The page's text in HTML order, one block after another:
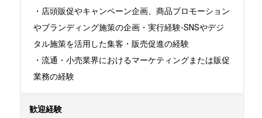
・店頭販促やキャンペーン企画、商品プロモーション
やブランディング施策の企画・実⾏経験-SNSやデジ
タル施策を活⽤した集客・販売促進の経験
・流通・⼩売業界におけるマーケティングまたは販促
業務の経験
歓迎経験